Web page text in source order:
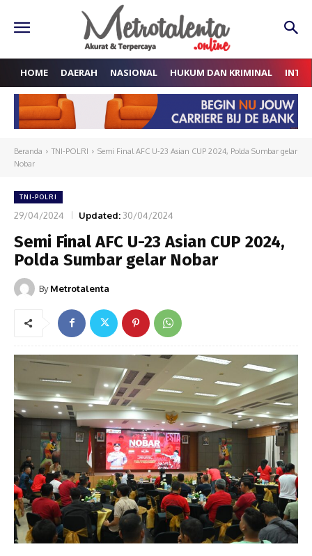
HOME DAERAH NASIONAL HUKUM DAN KRIMINAL
Beranda TNI-POLRI
Semi Final AFC U-23 Asian CUP 2024, Polda Sumbar gelar
Nobar
TNI-POLRI
29/04/2024 Updated: 30/04/2024
Semi Final AFC U-23 Asian CUP 2024,
Polda Sumbar gelar Nobar
By Metrotalenta